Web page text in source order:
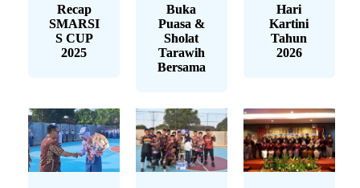
Recap
SMARSI
S CUP
2025
Buka
Puasa &
Sholat
Tarawih
Bersama
Hari
Kartini
Tahun
2026